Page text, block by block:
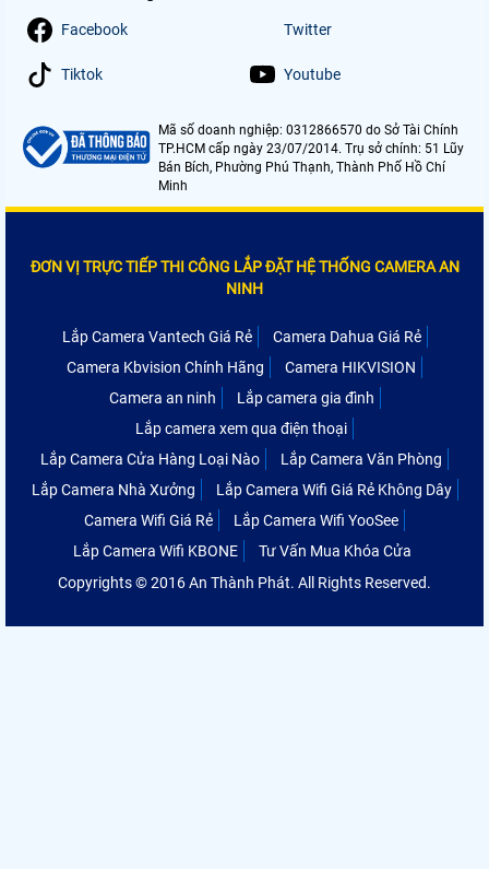
Facebook Twitter
Tiktok Youtube
Mã số doanh nghiệp: 0312866570 do Sở Tài Chính
TP.HCM cấp ngày 23/07/2014. Trụ sở chính: 51 Lũy
Bán Bích, Phường Phú Thạnh, Thành Phố Hồ Chí
Minh
ĐƠN VỊ TRỰC TIẾP THI CÔNG LẮP ĐẶT HỆ THỐNG CAMERA AN
NINH
Lắp Camera Vantech Giá Rẻ
Camera Dahua Giá Rẻ
Camera Kbvision Chính Hãng
Camera HIKVISION
Camera an ninh
Lắp camera gia đình
Lắp camera xem qua điện thoại
Lắp Camera Cửa Hàng Loại Nào
Lắp Camera Văn Phòng
Lắp Camera Nhà Xưởng
Lắp Camera Wifi Giá Rẻ Không Dây
Camera Wifi Giá Rẻ
Lắp Camera Wifi YooSee
Lắp Camera Wifi KBONE
Tư Vấn Mua Khóa Cửa
Copyrights © 2016 An Thành Phát. All Rights Reserved.